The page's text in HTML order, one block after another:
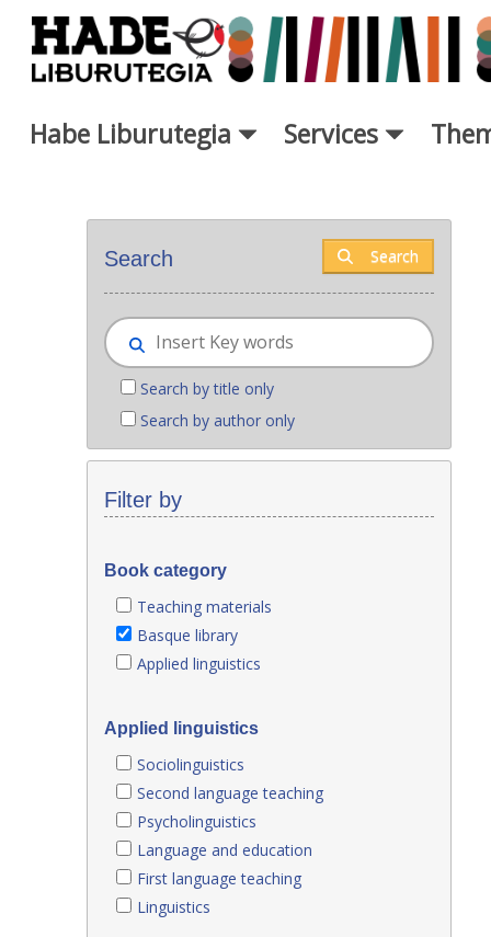
Skip to Main Content
Habe Liburutegia Services
Search Search
Search by title only
Search by author only
Filter by
Book category
Teaching materials
Basque library
Applied linguistics
Applied linguistics
Sociolinguistics
Second language teaching
Psycholinguistics
Language and education
First language teaching
Linguistics